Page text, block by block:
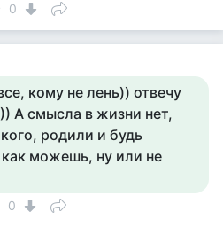
0
кому не лень)) отвечу
А смысла в жизни нет,
родили и будь
можешь, ну или не
0